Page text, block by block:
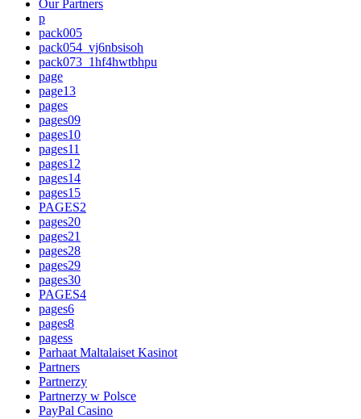
Our Partners
p
pack005
pack054_vj6nbsisoh
pack073_1hf4hwtbhpu
page
page13
pages
pages09
pages10
pages11
pages12
pages14
pages15
PAGES2
pages20
pages21
pages28
pages29
pages30
PAGES4
pages6
pages8
pagess
Parhaat Maltalaiset Kasinot
Partners
Partnerzy
Partnerzy w Polsce
PayPal Casino